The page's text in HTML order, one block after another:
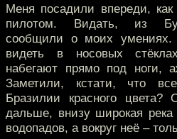
Меня посадили впереди,
пилотом. Видать, из
сообщили о моих умениях.
видеть в носовых
набегают прямо под ноги,
Заметили, кстати, что
Бразилии красного цвета?
дальше, внизу широкая
водопадов, а вокруг неё –